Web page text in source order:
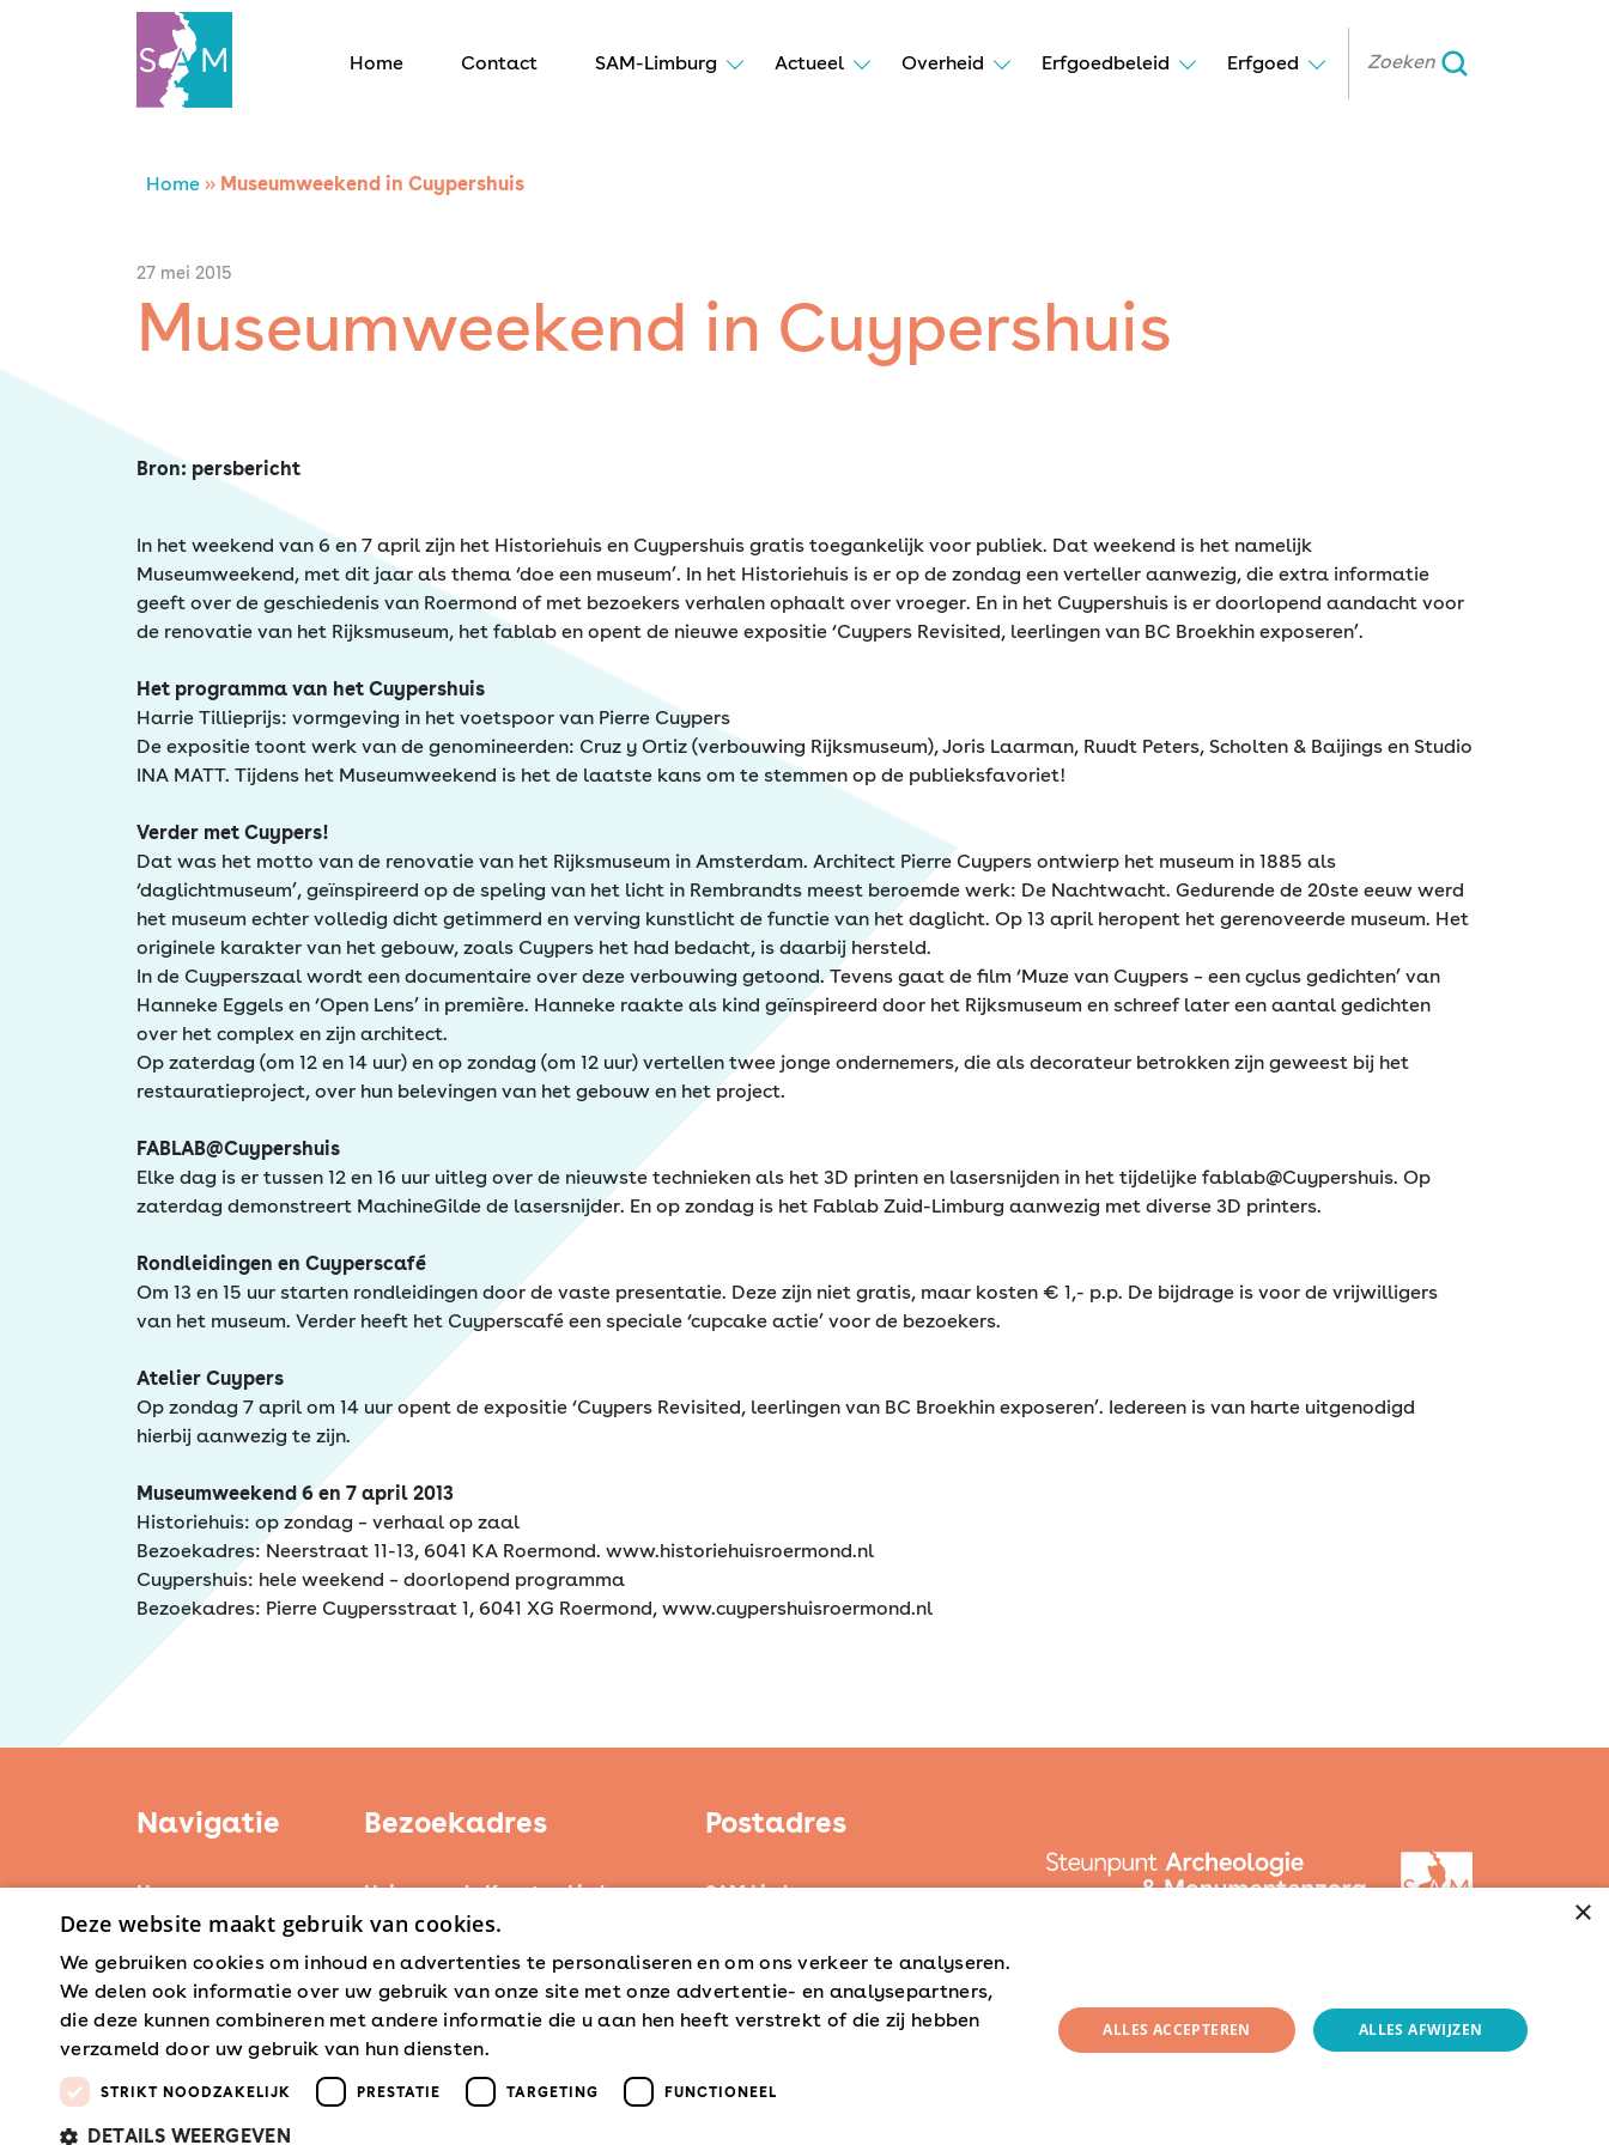
Home Contact SAM-Limburg Actueel Overheid Erfgoedbeleid Erfgoed
Home
Contact
SAM Limburg
Actueel
Overheid
Erfgoed
Home » Museumweekend in Cuypershuis
27 mei 2015
Museumweekend in Cuypershuis
Bron: persbericht
In het weekend van 6 en 7 april zijn het Historiehuis en Cuypershuis gratis toegankelijk voor publiek. Dat weekend is het namelijk
Museumweekend, met dit jaar als thema ‘doe een museum’. In het Historiehuis is er op de zondag een verteller aanwezig, die extra informatie
geeft over de geschiedenis van Roermond of met bezoekers verhalen ophaalt over vroeger. En in het Cuypershuis is er doorlopend aandacht voor
de renovatie van het Rijksmuseum, het fablab en opent de nieuwe expositie ‘Cuypers Revisited, leerlingen van BC Broekhin exposeren’.
Het programma van het Cuypershuis
Harrie Tillieprijs: vormgeving in het voetspoor van Pierre Cuypers
De expositie toont werk van de genomineerden: Cruz y Ortiz (verbouwing Rijksmuseum), Joris Laarman, Ruudt Peters, Scholten & Baijings en Studio
INA MATT. Tijdens het Museumweekend is het de laatste kans om te stemmen op de publieksfavoriet!
Verder met Cuypers!
Dat was het motto van de renovatie van het Rijksmuseum in Amsterdam. Architect Pierre Cuypers ontwierp het museum in 1885 als
‘daglichtmuseum’, geïnspireerd op de speling van het licht in Rembrandts meest beroemde werk: De Nachtwacht. Gedurende de 20ste eeuw werd
het museum echter volledig dicht getimmerd en verving kunstlicht de functie van het daglicht. Op 13 april heropent het gerenoveerde museum. Het
originele karakter van het gebouw, zoals Cuypers het had bedacht, is daarbij hersteld.
In de Cuyperszaal wordt een documentaire over deze verbouwing getoond. Tevens gaat de film ‘Muze van Cuypers – een cyclus gedichten’ van
Hanneke Eggels en ‘Open Lens’ in première. Hanneke raakte als kind geïnspireerd door het Rijksmuseum en schreef later een aantal gedichten
over het complex en zijn architect.
Op zaterdag (om 12 en 14 uur) en op zondag (om 12 uur) vertellen twee jonge ondernemers, die als decorateur betrokken zijn geweest bij het
restauratieproject, over hun belevingen van het gebouw en het project.
FABLAB@Cuypershuis
Elke dag is er tussen 12 en 16 uur uitleg over de nieuwste technieken als het 3D printen en lasersnijden in het tijdelijke fablab@Cuypershuis. Op
zaterdag demonstreert MachineGilde de lasersnijder. En op zondag is het Fablab Zuid-Limburg aanwezig met diverse 3D printers.
Rondleidingen en Cuyperscafé
Om 13 en 15 uur starten rondleidingen door de vaste presentatie. Deze zijn niet gratis, maar kosten € 1,- p.p. De bijdrage is voor de vrijwilligers
van het museum. Verder heeft het Cuyperscafé een speciale ‘cupcake actie’ voor de bezoekers.
Atelier Cuypers
Op zondag 7 april om 14 uur opent de expositie ‘Cuypers Revisited, leerlingen van BC Broekhin exposeren’. Iedereen is van harte uitgenodigd
hierbij aanwezig te zijn.
Museumweekend 6 en 7 april 2013
Historiehuis: op zondag – verhaal op zaal
Bezoekadres: Neerstraat 11-13, 6041 KA Roermond. www.historiehuisroermond.nl
Cuypershuis: hele weekend – doorlopend programma
Bezoekadres: Pierre Cuypersstraat 1, 6041 XG Roermond, www.cuypershuisroermond.nl
Navigatie
Home
Kerntaken
Actueel
Erfgoedbeleid
Steunpunten
Bezoekadres
Huis voor de Kunsten Limburg
Weerstand Roermond
6042 GG Roermond
Postadres
SAM Limburg
steunpunt@sam-limburg.nl
×
Deze website maakt gebruik van cookies.
We gebruiken cookies om inhoud en advertenties te personaliseren en om ons verkeer te analyseren.
We delen ook informatie over uw gebruik van onze site met onze advertentie- en analysepartners,
die deze kunnen combineren met andere informatie die u aan hen heeft verstrekt of die zij hebben
verzameld door uw gebruik van hun diensten.
STRIKT NOODZAKELIJK PRESTATIE TARGETING FUNCTIONEEL
DETAILS WEERGEVEN
ALLES ACCEPTEREN ALLES AFWIJZEN